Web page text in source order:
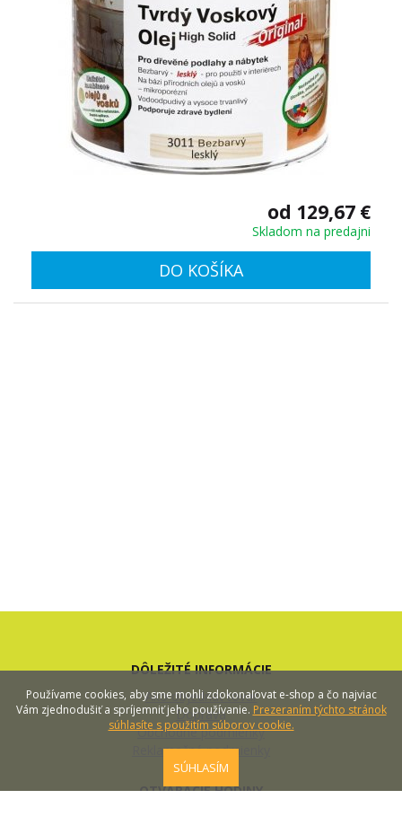
od 129,67 €
Skladom na predajni
DO KOŠÍKA
DÔLEŽITÉ INFORMÁCIE
Ako objednať tovar
Doprava
Obchodné podmienky
Reklamačné podmienky
OTVÁRACIE HODINY
Používame cookies, aby sme mohli zdokonaľovat e-shop a čo najviac
Vám zjednodušiť a spríjemniť jeho používanie. Prezeraním týchto stránok
súhlasíte s použitím súborov cookie.
SÚHLASÍM